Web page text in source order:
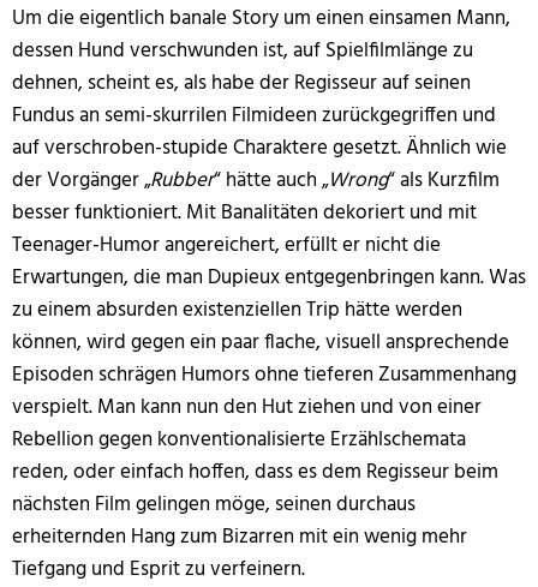
Um die eigentlich banale Story um einen einsamen Mann,
dessen Hund verschwunden ist, auf Spielfilmlänge zu
dehnen, scheint es, als habe der Regisseur auf seinen
Fundus an semi-skurrilen Filmideen zurückgegriffen und
auf verschroben-stupide Charaktere gesetzt. Ähnlich wie
der Vorgänger „Rubber“ hätte auch „Wrong“ als Kurzfilm
besser funktioniert. Mit Banalitäten dekoriert und mit
Teenager-Humor angereichert, erfüllt er nicht die
Erwartungen, die man Dupieux entgegenbringen kann. Was
zu einem absurden existenziellen Trip hätte werden
können, wird gegen ein paar flache, visuell ansprechende
Episoden schrägen Humors ohne tieferen Zusammenhang
verspielt. Man kann nun den Hut ziehen und von einer
Rebellion gegen konventionalisierte Erzählschemata
reden, oder einfach hoffen, dass es dem Regisseur beim
nächsten Film gelingen möge, seinen durchaus
erheiternden Hang zum Bizarren mit ein wenig mehr
Tiefgang und Esprit zu verfeinern.